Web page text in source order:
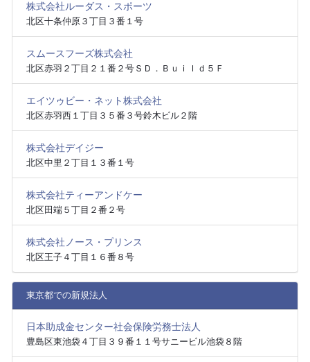
株式会社ルーダス・スポーツ
北区十条仲原３丁目３番１号
スムースフーズ株式会社
北区赤羽２丁目２１番２号ＳＤ．Ｂｕｉｌｄ５Ｆ
エイツゥビー・ネット株式会社
北区赤羽西１丁目３５番３号鈴木ビル２階
株式会社デイジー
北区中里２丁目１３番１号
株式会社ティーアンドケー
北区田端５丁目２番２号
株式会社ノース・プリンス
北区王子４丁目１６番８号
東京都での新規法人
日本助成金センター社会保険労務士法人
豊島区東池袋４丁目３９番１１号サニービル池袋８階